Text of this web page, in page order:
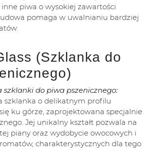
piwa o wysokiej zawartości
pomaga w uwalnianiu bardziej
(Szklanka do
szklanki do piwa pszenicznego:
szklanka o delikatnym profilu
ku górze, zaprojektowana specjalnie
Jej unikalny kształt pozwala na
piany oraz wydobycie owocowych i
charakterystycznych dla tego